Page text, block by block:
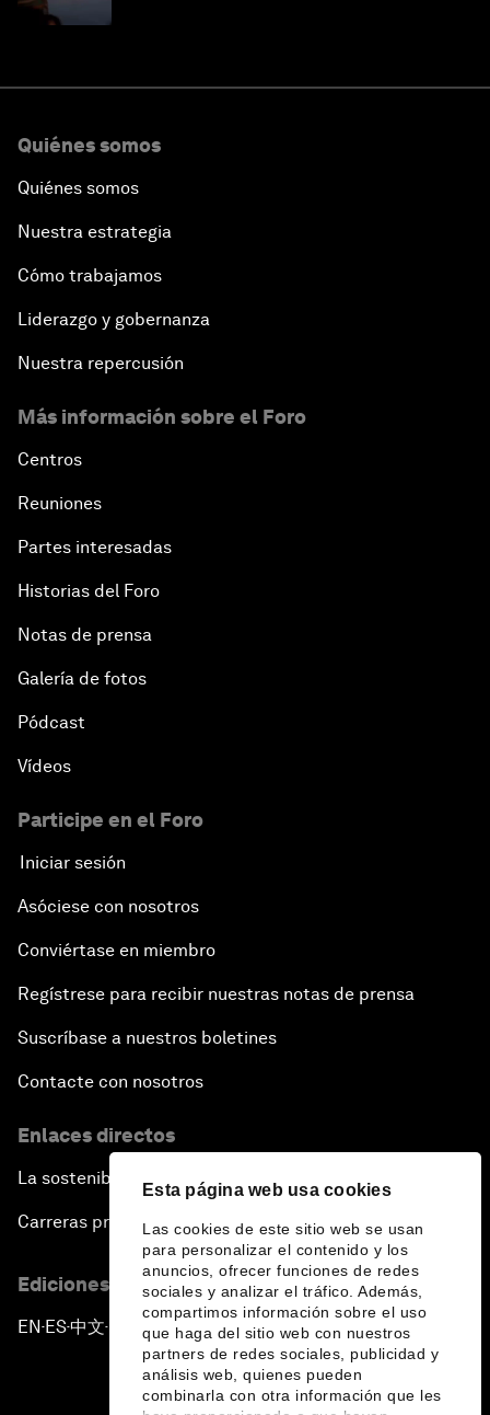
Esta página web usa cookies
Las cookies de este sitio web se usan
para personalizar el contenido y los
anuncios, ofrecer funciones de redes
sociales y analizar el tráfico. Además,
compartimos información sobre el uso
que haga del sitio web con nuestros
partners de redes sociales, publicidad y
análisis web, quienes pueden
combinarla con otra información que les
Quiénes somos
Quiénes somos
Nuestra estrategia
Cómo trabajamos
Liderazgo y gobernanza
Nuestra repercusión
Más información sobre el Foro
Centros
Reuniones
Partes interesadas
Historias del Foro
Notas de prensa
Galería de fotos
Pódcast
Vídeos
Participe en el Foro
Iniciar sesión
Asóciese con nosotros
Conviértase en miembro
Regístrese para recibir nuestras notas de prensa
Suscríbase a nuestros boletines
Contacte con nosotros
Enlaces directos
La sostenibilidad en el Foro
Carreras profesionales
Ediciones en otros idiomas
EN ▪ ES▪中文▪ 日本語